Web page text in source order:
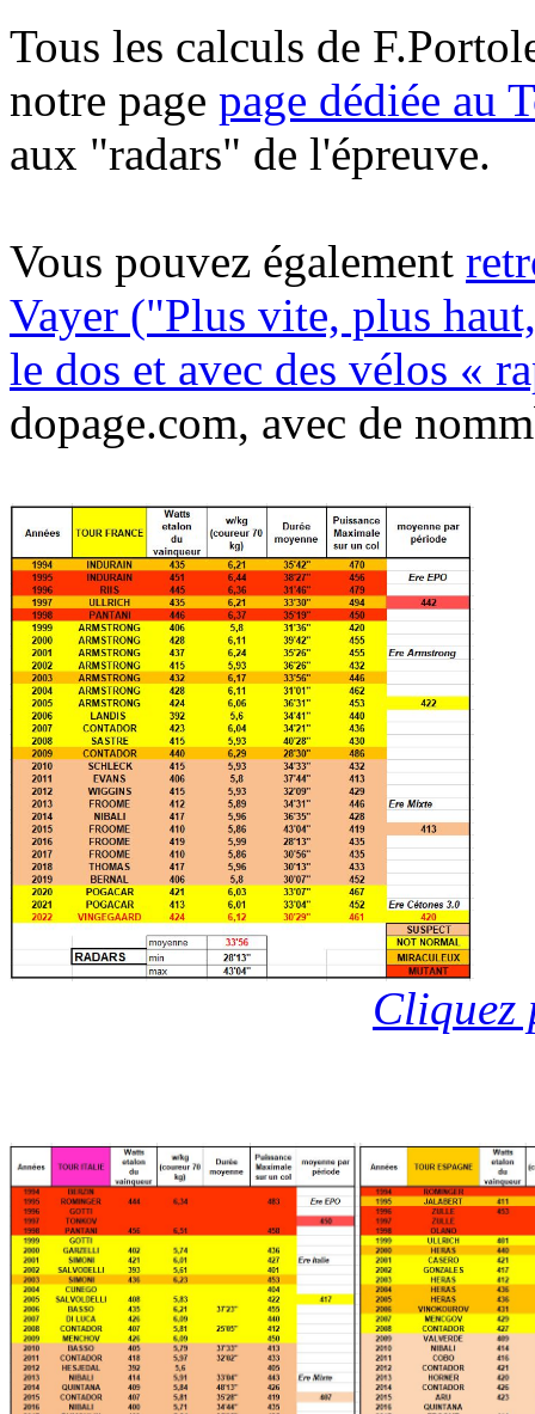
Tous les calculs de
notre page page dédiée au
aux "radars" de l'épreuve.
Vous pouvez également
Vayer ("Plus vite, plus
le dos et avec des vélos «
dopage.com, avec de